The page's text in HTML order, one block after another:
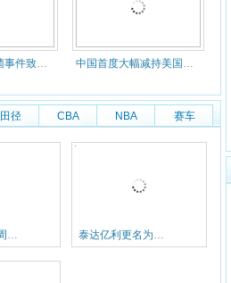
田径 CBA NBA 赛车